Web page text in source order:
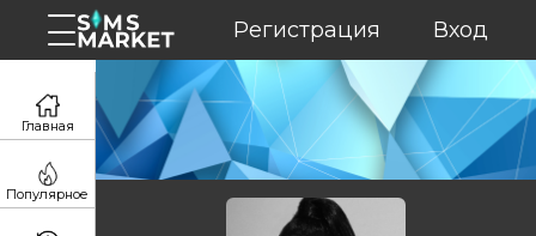
Регистрация Вход
Главная
Популярное